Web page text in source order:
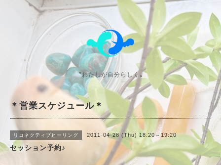
〝わたしが自分らしく〟
＊営業スケジュール＊
リコネクティブヒーリング 2011-04-28 (Thu) 18:20～19:20
セッション予約♪